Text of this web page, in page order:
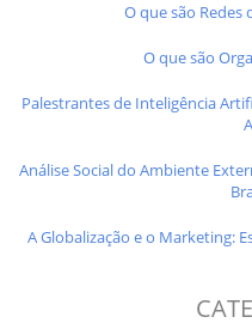
O que são Redes
O que são
Palestrantes de Inteligência
Análise Social do Ambiente
A Globalização e o Marketing: